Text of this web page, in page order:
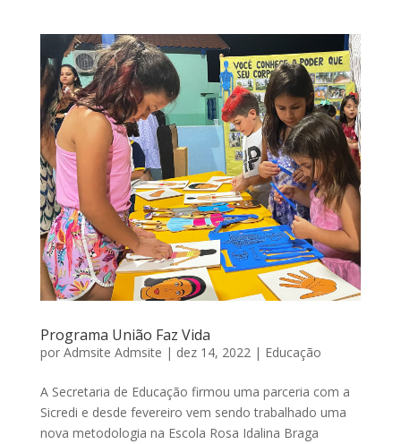
Programa União Faz Vida
por Admsite Admsite | dez 14, 2022| Educação
A Secretaria de Educação firmou uma parceria com a
Sicredi e desde fevereiro vem sendo trabalhado uma
nova metodologia na Escola Rosa Idalina Braga